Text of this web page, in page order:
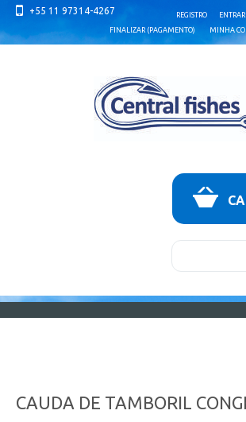
+55 11 97314-4267 REGISTRO ENTRAR
FINALIZAR (PAGAMENTO)
MINHA
CAUDA DE TAMBORIL